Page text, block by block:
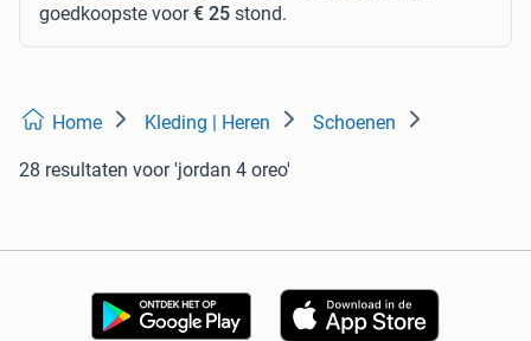
goedkoopste voor€ 25 stond.
Home Kleding | Heren Schoenen
28 resultaten voor 'jordan 4 oreo'